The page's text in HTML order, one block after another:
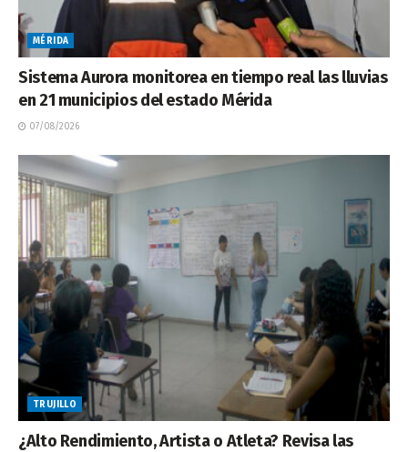
MÉRIDA
Sistema Aurora monitorea en tiempo real las lluvias
en 21 municipios del estado Mérida
07/08/2026
TRUJILLO
¿Alto Rendimiento, Artista o Atleta? Revisa las